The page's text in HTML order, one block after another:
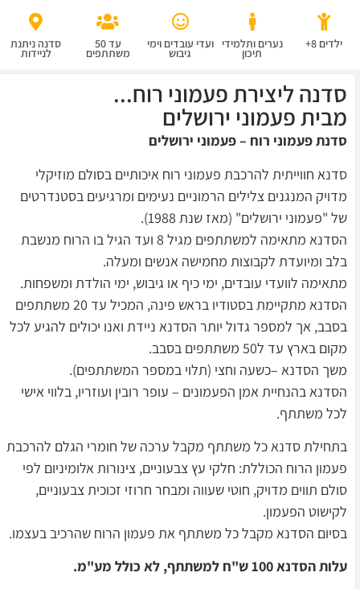
ילדים 8+ נערים ותלמידי
תיכון
ועדי עובדים וימי
גיבוש
עד 50
משתתפים
סדנה ניתנת
לניידות
סדנה ליצירת פעמוני רוח...
מבית פעמוני ירושלים
סדנת פעמוני רוח – פעמוני ירושלים
סדנא חווייתית להרכבת פעמוני רוח איכותיים בסולם מוזיקלי
מדויק המנגנים צלילים הרמוניים נעימים ומרגיעים בסטנדרטים
של "פעמוני ירושלים" (מאז שנת 1988).
הסדנא מתאימה למשתתפים מגיל 8 ועד הגיל בו הרוח מנשבת
בלב ומיועדת לקבוצות מחמישה אנשים ומעלה.
מתאימה לוועדי עובדים, ימי כיף או גיבוש, ימי הולדת ומשפחות.
הסדנא מתקיימת בסטודיו בראש פינה, המכיל עד 20 משתתפים
בסבב, אך למספר גדול יותר הסדנא ניידת ואנו יכולים להגיע לכל
מקום בארץ עד ל50 משתתפים בסבב.
משך הסדנא –כשעה וחצי (תלוי במספר המשתתפים).
הסדנא בהנחיית אמן הפעמונים – עופר רובין ועוזריו, בלווי אישי
לכל משתתף.
בתחילת סדנא כל משתתף מקבל ערכה של חומרי הגלם להרכבת
פעמון הרוח הכוללת: חלקי עץ צבעוניים, צינורות אלומיניום לפי
סולם תווים מדויק, חוטי שעווה ומבחר חרוזי זכוכית צבעוניים,
לקישוט הפעמון.
בסיום הסדנא מקבל כל משתתף את פעמון הרוח שהרכיב בעצמו.
עלות הסדנא 100 ש"ח למשתתף, לא כולל מע"מ.